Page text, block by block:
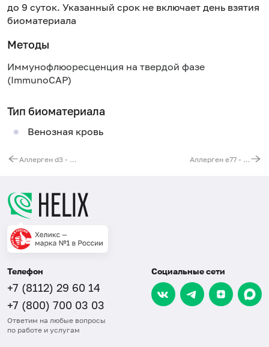
до 9 суток. Указанный срок не включает день взятия
биоматериала
Методы
Иммунофлюоресценция на твердой фазе
(ImmunoCAP)
Тип биоматериала
Венозная кровь
Аллерген d3 - клещ домашней пыли Dermatophagoides microceras, IgE (ImmunoCAP) Аллерген e77 - помёт волнистого попугайчика, IgE (ImmunoCAP)
Телефон
+7 (8112) 29 60 14
+7 (800) 700 03 03
Ответим на любые вопросы
по работе и услугам
Социальные сети